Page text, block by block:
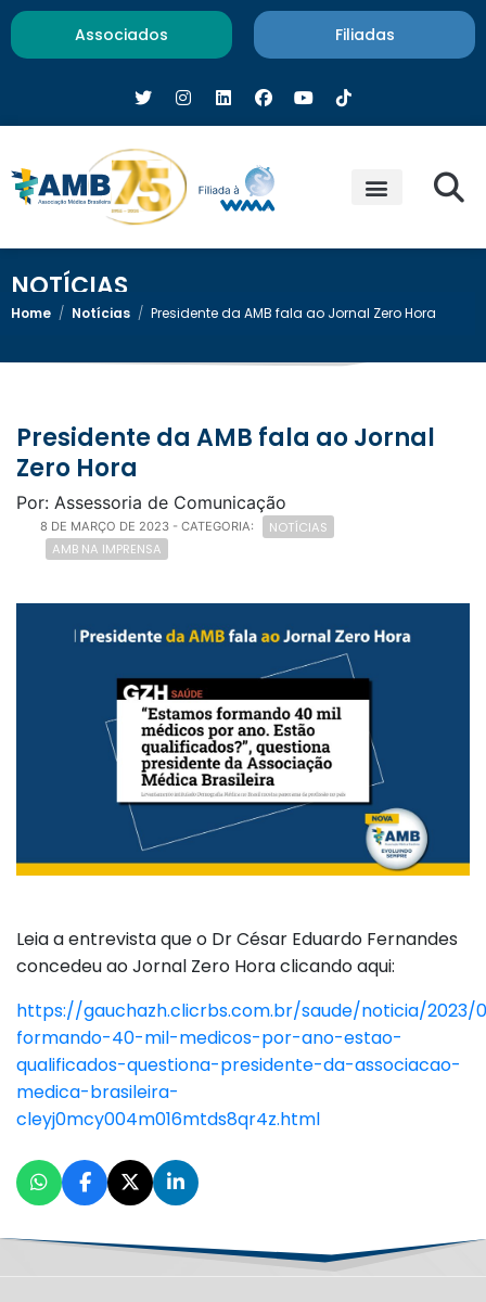
Associados Filiadas
NOTÍCIAS
Home / Notícias / Presidente da AMB fala ao Jornal Zero Hora
Presidente da AMB fala ao Jornal
Zero Hora
Por: Assessoria de Comunicação
8 DE MARÇO DE 2023 - CATEGORIA:
NOTÍCIAS
AMB NA IMPRENSA
Leia a entrevista que o Dr César Eduardo Fernandes
concedeu ao Jornal Zero Hora clicando aqui:
https://gauchazh.clicrbs.com.br/saude/noticia/2023/
formando-40-mil-medicos-por-ano-estao-
qualificados-questiona-presidente-da-associacao-
medica-brasileira-
cleyj0mcy004m016mtds8qr4z.html